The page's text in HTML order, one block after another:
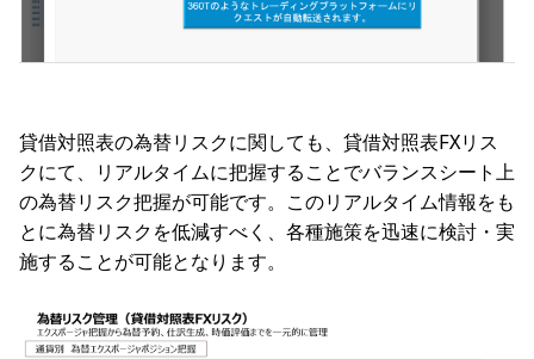
貸借対照表の為替リスクに関しても、貸借対照表FXリス
クにて、リアルタイムに把握することでバランスシート上
の為替リスク把握が可能です。このリアルタイム情報をも
とに為替リスクを低減すべく、各種施策を迅速に検討・実
施することが可能となります。